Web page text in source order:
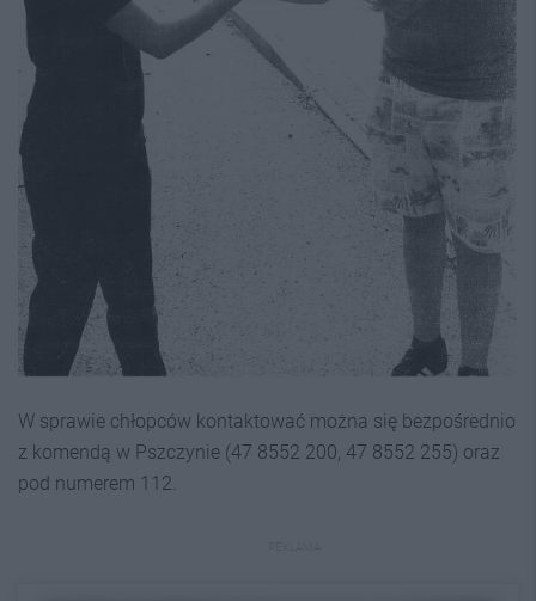
W sprawie chłopców kontaktować można się bezpośrednio
z komendą w Pszczynie (47 8552 200, 47 8552 255) oraz
pod numerem 112.